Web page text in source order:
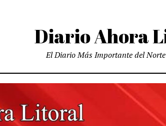
Diario Ahora
El Diario Más Importante del